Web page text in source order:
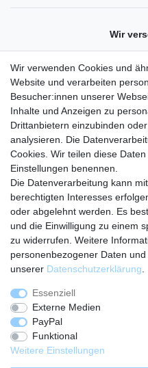
Wir
Unser Shop
Rechtliches
Widerrufsrecht
Hinweise zur Batterieentsorgung
Datenschutzerklärung
AGB
Unternehmen
Kontakt
Über uns
Impressum
Shoppen
Warenkorb
Login
Zahlung und Versand
Hilfe zum Bestellvorgang
Wir verwenden Cookies und
Website und verarbeiten
Besucher:innen unserer
Inhalte und Anzeigen zu
Drittanbietern einzubinden
analysieren. Die
Cookies. Wir teilen diese
Einstellungen benennen.
Die Datenverarbeitung kann
berechtigten Interesses
oder abgelehnt werden. Es
und die Einwilligung zu einem
zu widerrufen. Weitere
personenbezogener Daten
unserer Daten­schutz­erklärung
Essenziell
Externe Medien
PayPal
Funktional
Weitere Einstellungen